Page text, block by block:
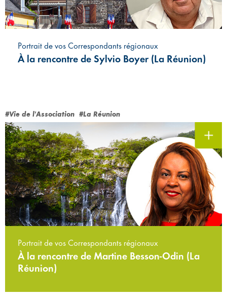
Portrait de vos Correspondants régionaux
À la rencontre de Sylvio Boyer (La Réunion)
#Vie de l'Association #La Réunion
Portrait de vos Correspondants régionaux
À la rencontre de Martine Besson-Odin (La
Réunion)